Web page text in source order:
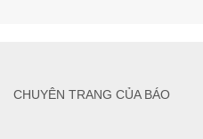
CHUYÊN TRANG CỦA BÁO